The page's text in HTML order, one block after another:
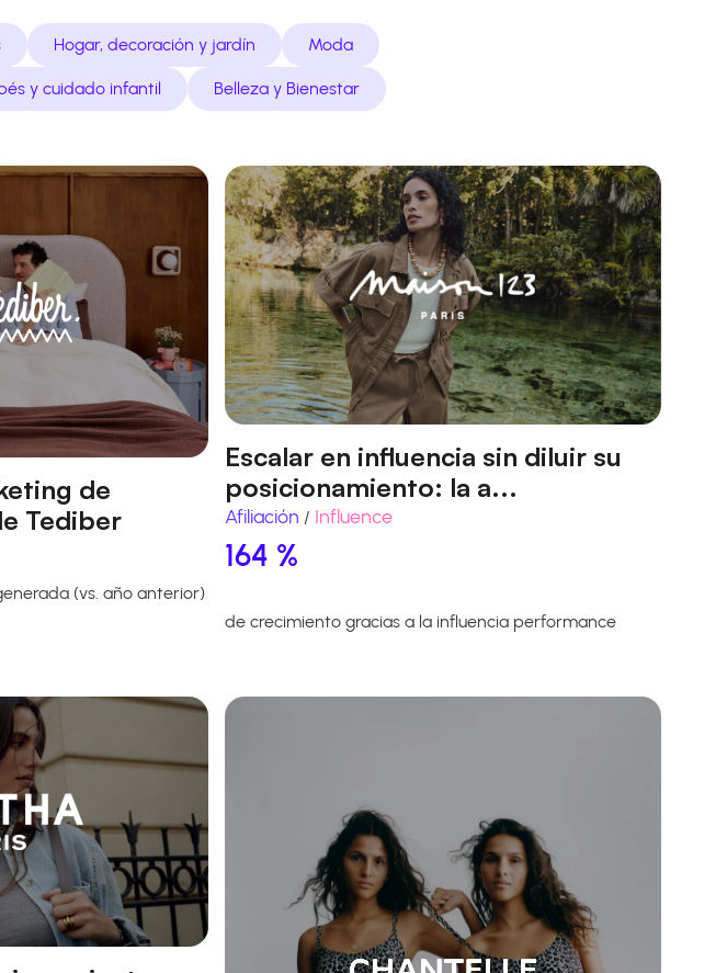
Hogar, decoración y jardín Moda
y cuidado infantil Belleza y Bienestar
de
Tediber
(vs. año anterior)
Escalar en influencia sin diluir su
posicionamiento: la a...
Afiliación / Influence
164 %
de crecimiento gracias a la influencia performance